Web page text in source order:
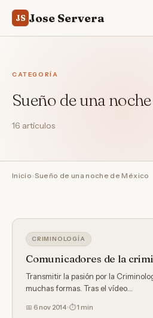
JS Jose Servera
CATEGORÍA
Sueño de una
16 artículos
Inicio›Sueño de una noche de México
CRIMINOLOGÍA
Comunicadores de la
Transmitir la pasión por la
muchas formas. Tras el vídeo…
📅 6 nov 2014 · ⏱ 1 min